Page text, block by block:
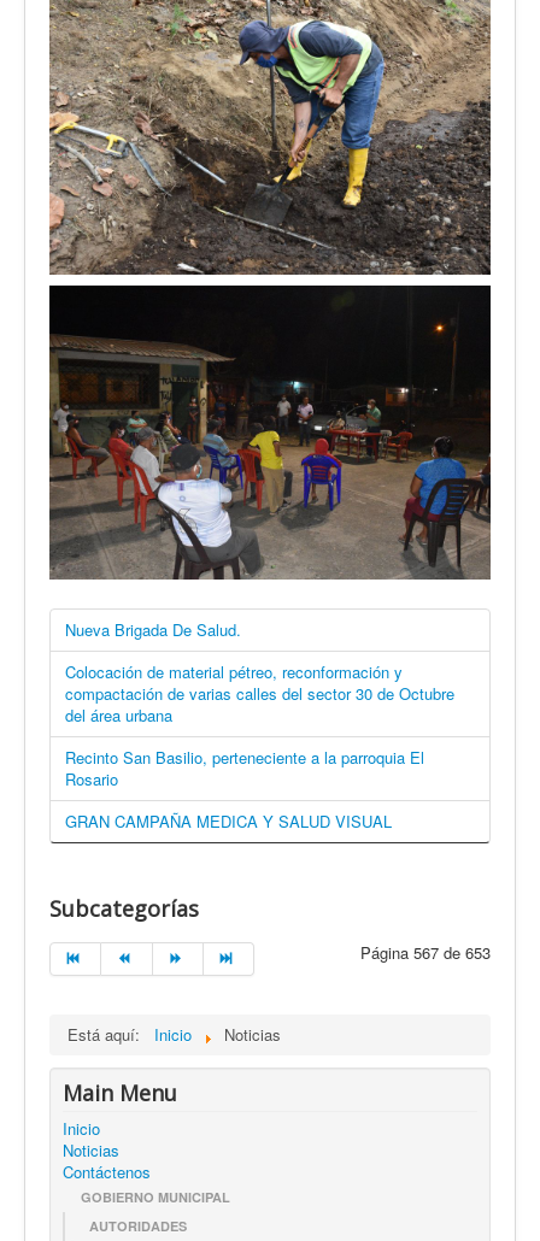
Nueva Brigada De Salud.
Colocación de material pétreo, reconformación y
compactación de varias calles del sector 30 de Octubre
del área urbana
Recinto San Basilio, perteneciente a la parroquia El
Rosario
GRAN CAMPAÑA MEDICA Y SALUD VISUAL
Subcategorías
Página 567 de 653
Está aquí: Inicio Noticias
Main Menu
Inicio
Noticias
Contáctenos
GOBIERNO MUNICIPAL
AUTORIDADES